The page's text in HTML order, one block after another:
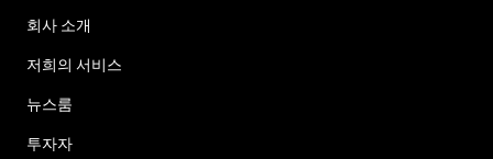
회사 소개
저희의 서비스
뉴스룸
투자자